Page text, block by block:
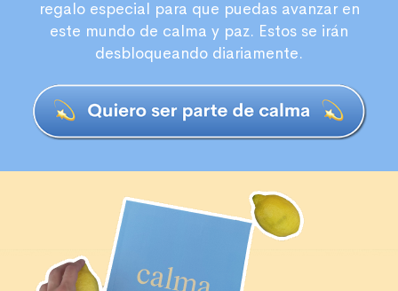
regalo especial para que puedas avanzar en
este mundo de calma y paz. Estos se irán
desbloqueando diariamente.